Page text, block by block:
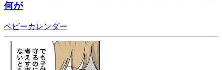
何が
ベビーカレンダー